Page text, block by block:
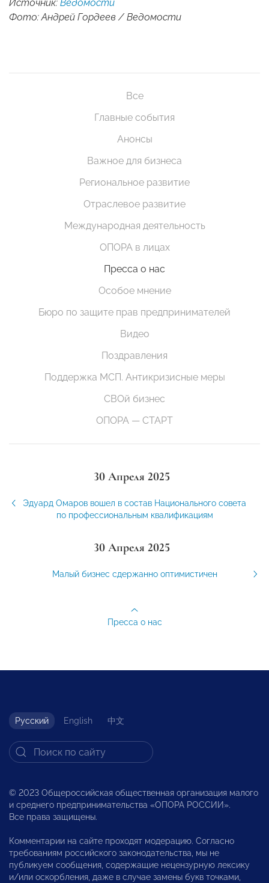
Источник: Ведомости
Фото: Андрей Гордеев / Ведомости
Все
Главные события
Анонсы
Важное для бизнеса
Региональное развитие
Отраслевое развитие
Международная деятельность
ОПОРА в лицах
Пресса о нас
Особое мнение
Бюро по защите прав предпринимателей
Видео
Поздравления
Поддержка МСП. Антикризисные меры
СВОй бизнес
ОПОРА — СТАРТ
30 Апреля 2025
Эдуард Омаров вошел в состав Национального совета
по профессиональным квалификациям
30 Апреля 2025
Малый бизнес сдержанно оптимистичен
Пресса о нас
Русский English 中文
© 2023 Общероссийская общественная организация малого
и среднего предпринимательства «ОПОРА РОССИИ».
Все права защищены.
Комментарии на сайте проходят модерацию. Согласно
требованиям российского законодательства, мы не
публикуем сообщения, содержащие нецензурную лексику
и/или оскорбления, даже в случае замены букв точками,